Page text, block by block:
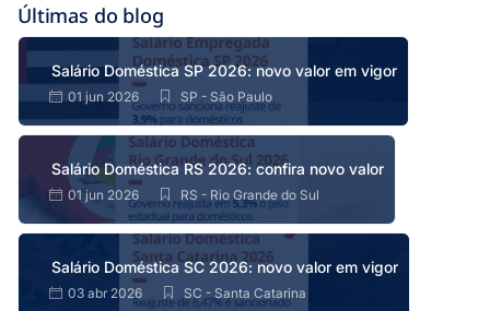
Últimas do blog
Salário Doméstica SP 2026: novo valor em vigor
01 jun 2026 SP - São Paulo
Salário Doméstica RS 2026: confira novo valor
01 jun 2026 RS - Rio Grande do Sul
Salário Doméstica SC 2026: novo valor em vigor
03 abr 2026 SC - Santa Catarina